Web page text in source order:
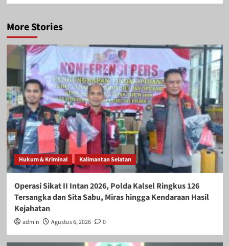
More Stories
Hukum & Kriminal Kalimantan Selatan
Operasi Sikat II Intan 2026, Polda Kalsel Ringkus 126
Tersangka dan Sita Sabu, Miras hingga Kendaraan Hasil
Kejahatan
admin Agustus 6, 2026 0